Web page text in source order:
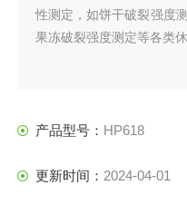
性测定，如饼干破裂强度
果冻破裂强度测定等各类休
产品型号： HP618
更新时间： 2024-04-01